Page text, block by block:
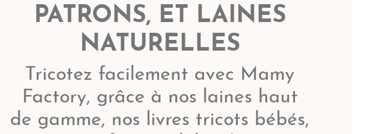
PATRONS, ET LAINES
NATURELLES
Tricotez facilement avec Mamy
Factory, grâce à nos laines haut
de gamme, nos livres tricots bébés,